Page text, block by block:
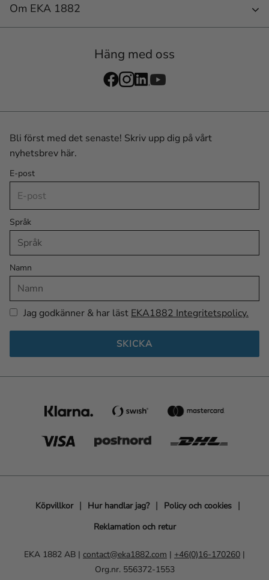
Om EKA 1882
Häng med oss
Bli först med det senaste! Skriv upp dig på vårt
nyhetsbrev här.
E-post
Språk
Namn
Jag godkänner & har lästEKA1882 Integritetspolicy.
SKICKA
Köpvillkor Hur handlar jag?
Policy och cookies
Reklamation och retur
EKA 1882 AB | contact@eka1882.com | +46(0)16-170260 |
Org.nr. 556372-1553